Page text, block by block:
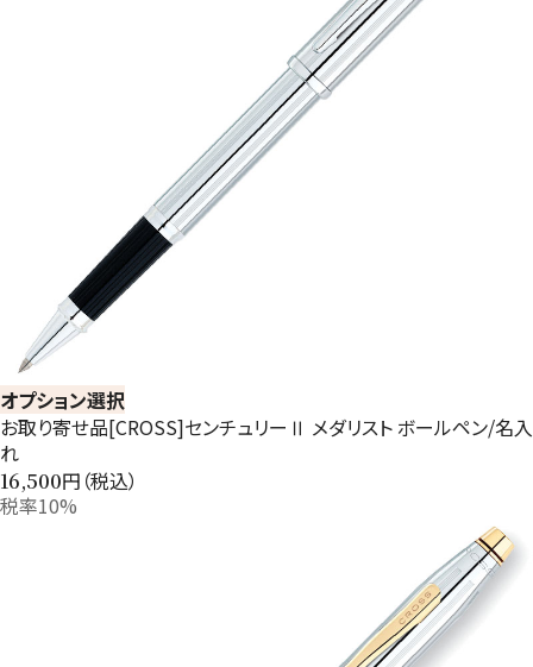
オプション選択
お取り寄せ品[CROSS]センチュリーⅡ メダリスト ボールペン/名入
れ
16,500円（税込）
税率10%